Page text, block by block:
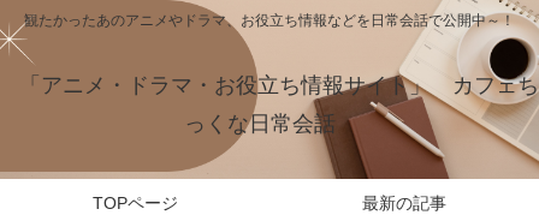
観たかったあのアニメやドラマ、お役立ち情報などを日常会話で公開中～！
「アニメ・ドラマ・お役立ち情報サイト」 カフェち
っくな日常会話
TOPページ 最新の記事